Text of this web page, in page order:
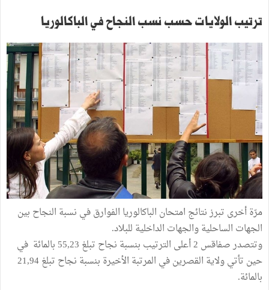
ترتيب الولايات حسب نسب النجاح في الباكالوريا
مرّة أخرى تبرز نتائج امتحان الباكالوريا الفوارق في نسبة النجاح بين
الجهات الساحلية والجهات الداخلية للبلاد.
وتتصدر صفاقس 2 أعلى الترتيب بنسبة نجاح تبلغ 55,23 بالمائة في
حين تأتي ولاية القصرين في المرتبة الأخيرة بنسبة نجاح تبلغ 21,94
بالمائة.